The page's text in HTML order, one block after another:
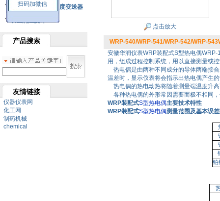
扫码加微信
SBW系列一体化温度变送器
双金属温度计
产品搜索
友情链接
仪器仪表网
化工网
制药机械
chemical
点击放大
WRP-540/WRP-541/WRP-542/WRP-
安徽华润仪表WRP装配式S型热电偶
用，组成过程控制系统，用以直接测量或
热电偶是由两种不同成分的导体两端接
温差时，显示仪表将会指示出热电偶产生
热电偶的热电动热将随着测量端温度升
各种热电偶的外形常因需要而极不相同
WRP装配式S型热电偶主要技术特性
WRP装配式S型热电偶测量范围及基本误
铂